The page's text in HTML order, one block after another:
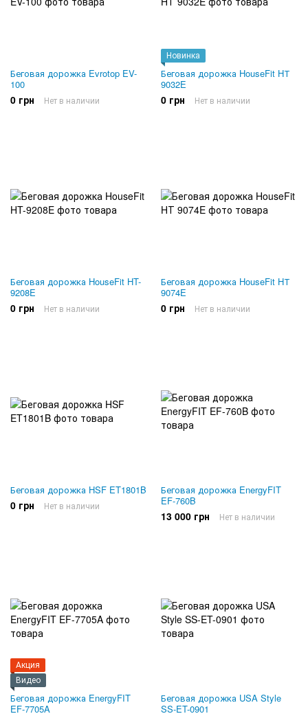
Беговая дорожка Evrotop EV-
100
0 грн Нет в наличии
Новинка
Беговая дорожка HouseFit HТ
9032E
0 грн Нет в наличии
Беговая дорожка HouseFit HT-
9208E
0 грн Нет в наличии
Беговая дорожка HouseFit HТ
9074E
0 грн Нет в наличии
Беговая дорожка HSF ET1801B
0 грн Нет в наличии
Беговая дорожка EnergyFIT
EF-760B
13 000 грн Нет в наличии
Акция
Видео
Беговая дорожка EnergyFIT
EF-7705A
Беговая дорожка USA Style
SS-ET-0901